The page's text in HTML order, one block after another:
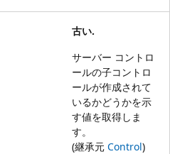
古い.
サーバー コントロ
ールの子コントロ
ールが作成されて
いるかどうかを示
す値を取得しま
す。
(継承元 Control)